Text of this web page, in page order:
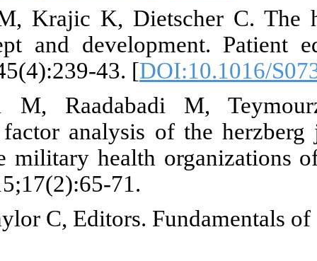
13. Pelikan
(HPH):
2001 Dec
14.
workers in
15. Crisp J,